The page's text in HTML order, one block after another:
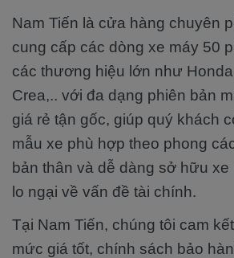
Nam Tiến là cửa hàng chuyên
cung cấp các dòng xe máy 50
các thương hiệu lớn như
Crea,.. với đa dạng phiên bản
giá rẻ tận gốc, giúp quý khách
mẫu xe phù hợp theo phong
bản thân và dễ dàng sở hữu xe
lo ngại về vấn đề tài chính.
Tại Nam Tiến, chúng tôi cam
mức giá tốt, chính sách bảo